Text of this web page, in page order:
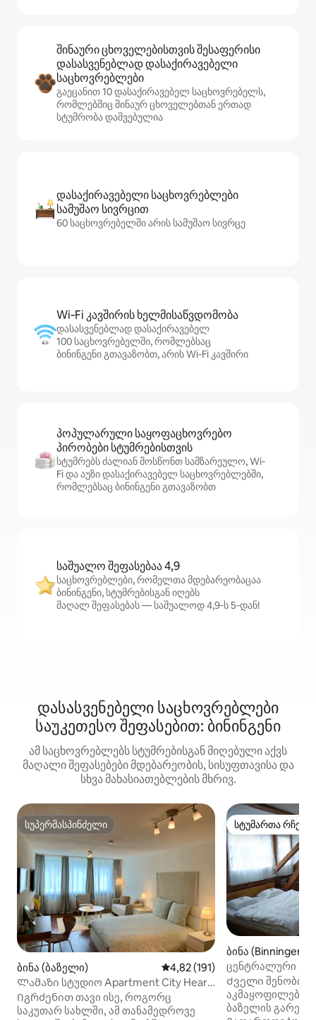
შინაური ცხოველებისთვის შესაფერისი
დასასვენებლად დასაქირავებელი
საცხოვრებლები
გაეცანით 10 დასაქირავებელ საცხოვრებელს,
რომლებშიც შინაურ ცხოველებთან ერთად
სტუმრობა დაშვებულია
დასაქირავებელი საცხოვრებლები
სამუშაო სივრცით
60 საცხოვრებელში არის სამუშაო სივრცე
Wi‑Fi კავშირის ხელმისაწვდომობა
დასასვენებლად დასაქირავებელ
100 საცხოვრებელში, რომლებსაც
ბინინგენი გთავაზობთ, არის Wi‑Fi კავშირი
პოპულარული საყოფაცხოვრებო
პირობები სტუმრებისთვის
სტუმრებს ძალიან მოსწონთ სამზარეულო, Wi-
Fi და აუზი დასაქირავებელ საცხოვრებლებში,
რომლებსაც ბინინგენი გთავაზობთ
საშუალო შეფასებაა 4,9
საცხოვრებლები, რომელთა მდებარეობაცაა
ბინინგენი, სტუმრებისგან იღებს
მაღალ შეფასებას — საშუალოდ 4,9‑ს 5‑დან!
დასასვენებელი საცხოვრებლები
საუკეთესო შეფასებით: ბინინგენი
ამ საცხოვრებლებს სტუმრებისგან მიღებული აქვს
მაღალი შეფასებები მდებარეობის, სისუფთავისა და
სხვა მახასიათებლების მხრივ.
სუპერმასპინძელი
სუპერმასპინძელი
ბინა (ბაზელი) საშუალო შეფასებაა 5‑დან
4,82 (191)
Ლამაზი სტუდიო Apartment City Heart
- 33
Იგრძენით თავი ისე, როგორც
საკუთარ სახლში, ამ თანამედროვე
სტუმართა
სტუმართა
ბინა (Binningen)
ცენტრალური 50
Ძველი შენობის
აკმაყოფილებს
ბაზელის